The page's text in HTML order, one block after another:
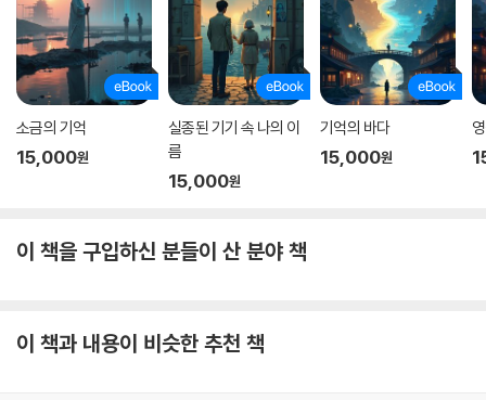
소금의 기억
15,000원
실종된 기기 속 나의 이
름
15,000원
기억의 바다
15,000원
이 책을 구입하신 분들이 산 분야 책
이 책과 내용이 비슷한 추천 책